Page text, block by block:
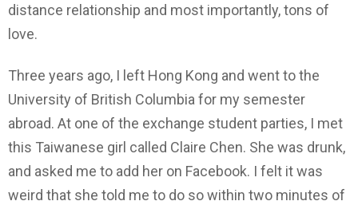
distance relationship and most importantly, tons of
love.
Three years ago, I left Hong Kong and went to the
University of British Columbia for my semester
abroad. At one of the exchange student parties, I met
this Taiwanese girl called Claire Chen. She was drunk,
and asked me to add her on Facebook. I felt it was
weird that she told me to do so within two minutes of